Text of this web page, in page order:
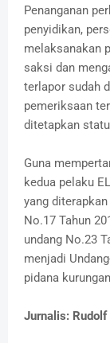
Penanganan
penyidikan,
melaksanakan
saksi dan
terlapor sudah
pemeriksaan
ditetapkan
Guna
kedua pelaku
yang
No.17 Tahun
undang No.23
menjadi
pidana
Jurnalis: Rudolf